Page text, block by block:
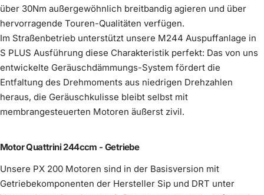
Adapter Vergaser-Ansaugbalg Vespa
Largeframe
Mehr erfahren
€24,90
Auspuff Innendämmung Silent S PLUS
Mehr erfahren
€110,00
Anbringung Lambda-
Auspuff Innendämmung Silent S
€90,00
Mehr erfahren
im Preis enthalten
Felge Vespa Breitreifen schwarz
pulverbeschichtet
Mehr erfahren
€89,00
Felge Vespa Breitreifen silbergrau
Mehr erfahren
€39,00
Bremtrommel Vespa PX hinten -
Mehr erfahren
€49,90
über 30Nm außergewöhnlich breitbandig agieren und über
hervorragende Touren-Qualitäten verfügen.
Im Straßenbetrieb unterstützt unsere M244 Auspuffanlage in
S PLUS Ausführung diese Charakteristik perfekt: Das von uns
entwickelte Geräuschdämmungs-System fördert die
Entfaltung des Drehmoments aus niedrigen Drehzahlen
heraus, die Geräuschkulisse bleibt selbst mit
membrangesteuerten Motoren äußerst zivil.
Motor Quattrini 244ccm - Getriebe
Unsere PX 200 Motoren sind in der Basisversion mit
Getriebekomponenten der Hersteller Sip und DRT unter